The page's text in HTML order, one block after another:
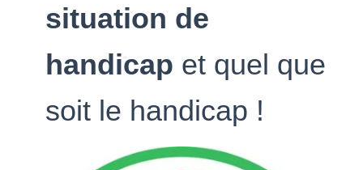
situation de
handicap et quel que
soit le handicap !